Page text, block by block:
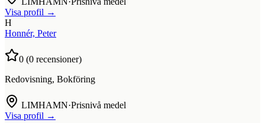
Visa profil →
H
Honnér, Peter
0 (0 recensioner)
Redovisning, Bokföring
LIMHAMN·Prisnivå medel
Visa profil →